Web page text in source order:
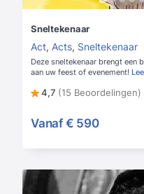
Sneltekenaar
Act, Acts, Sneltekenaar
Deze sneltekenaar brengt een
aan uw feest of evenement!
4,7 (15 Beoordelingen)
Vanaf € 590